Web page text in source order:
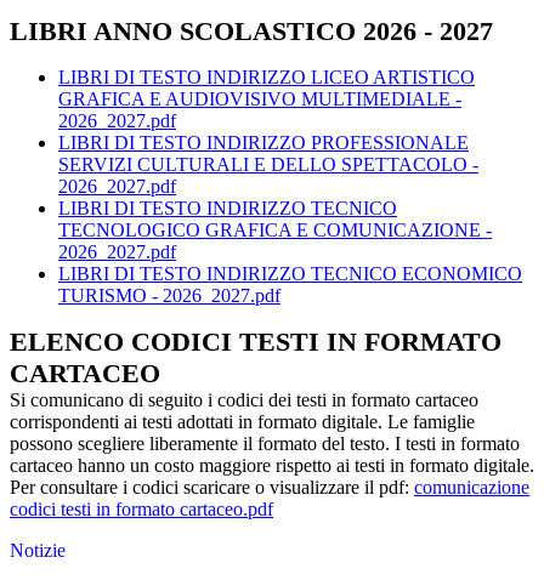
LIBRI ANNO SCOLASTICO 2026 - 2027
LIBRI DI TESTO INDIRIZZO LICEO ARTISTICO
GRAFICA E AUDIOVISIVO MULTIMEDIALE -
2026_2027.pdf
LIBRI DI TESTO INDIRIZZO PROFESSIONALE
SERVIZI CULTURALI E DELLO SPETTACOLO -
2026_2027.pdf
LIBRI DI TESTO INDIRIZZO TECNICO
TECNOLOGICO GRAFICA E COMUNICAZIONE -
2026_2027.pdf
LIBRI DI TESTO INDIRIZZO TECNICO ECONOMICO
TURISMO - 2026_2027.pdf
ELENCO CODICI TESTI IN FORMATO
CARTACEO
Si comunicano di seguito i codici dei testi in formato cartaceo
corrispondenti ai testi adottati in formato digitale. Le famiglie
possono scegliere liberamente il formato del testo. I testi in formato
cartaceo hanno un costo maggiore rispetto ai testi in formato digitale.
Per consultare i codici scaricare o visualizzare il pdf: comunicazione
codici testi in formato cartaceo.pdf
Notizie